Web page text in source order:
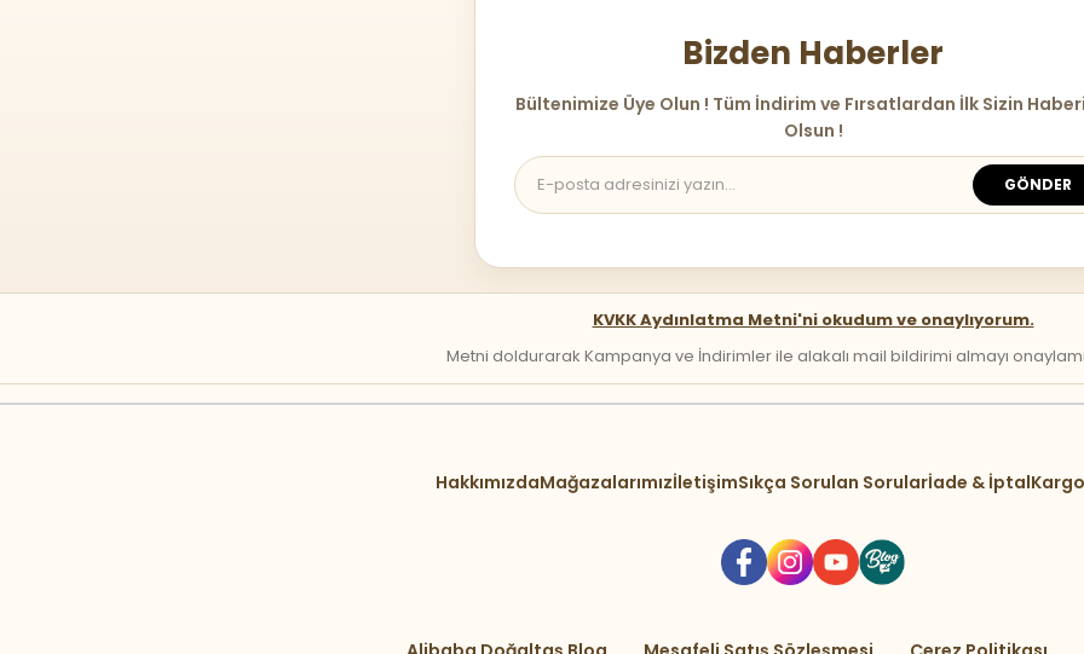
Bizden Haberler
Bültenimize Üye Olun ! Tüm İndirim ve Fırsatlardan İlk Sizin
Olsun !
GÖNDER
KVKK Aydınlatma Metni'ni okudum ve onaylıyorum.
Metni doldurarak Kampanya ve İndirimler ile alakalı mail bildirimi almayı onaylamış
HakkımızdaMağazalarımızİletişimSıkça Sorulan Sorularİade & İptal